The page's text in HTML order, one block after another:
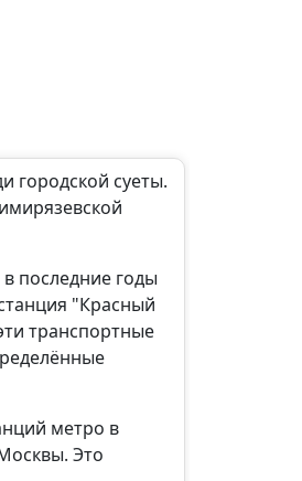
городской суеты.
последние годы
"Красный
транспортные
метро в
Это